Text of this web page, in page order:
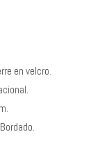
en velcro.